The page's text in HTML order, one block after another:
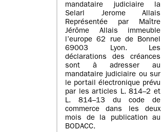
mandataire judiciaire la
Selarl Jerome Allais
Représentée par Maître
Jérôme Allais immeuble
l’europe 62 rue de Bonnel
69003 Lyon. Les
déclarations des créances
sont à adresser au
mandataire judiciaire ou sur
le portail électronique prévu
par les articles L. 814–2 et
L. 814–13 du code de
commerce dans les deux
mois de la publication au
BODACC.